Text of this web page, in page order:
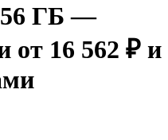
ГБ —
от 16 562 ₽ и